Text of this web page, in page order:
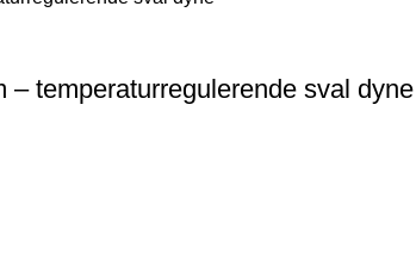
– temperaturregulerende sval dyne